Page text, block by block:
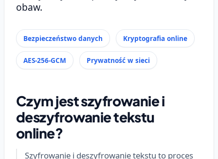
obaw.
Bezpieczeństwo danych Kryptografia online
AES-256-GCM Prywatność w sieci
Czym jest szyfrowanie i
deszyfrowanie tekstu
online?
Szyfrowanie i deszyfrowanie tekstu to proces